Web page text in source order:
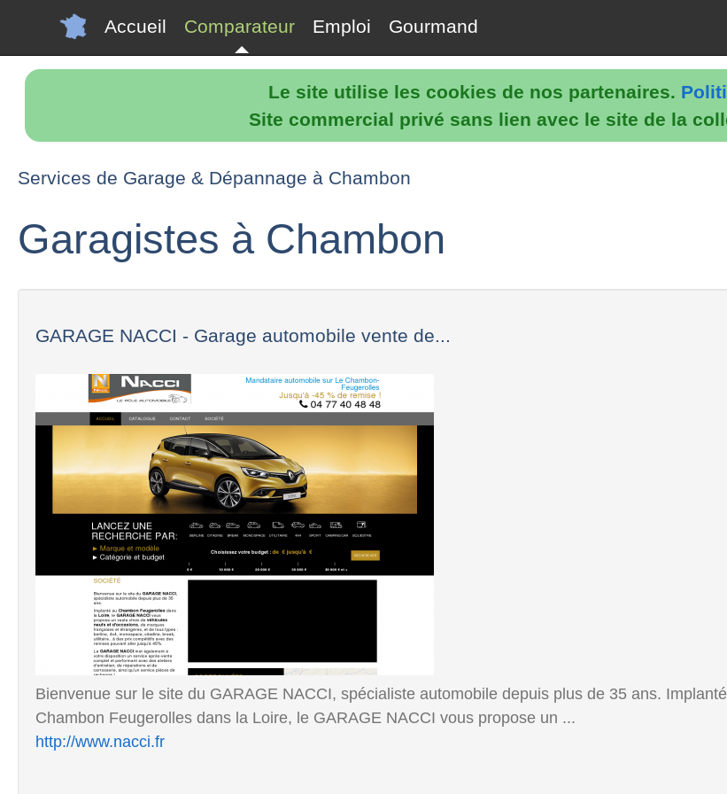
Le site utilise les cookies de nos partenaires.
Site commercial privé sans lien avec le site de la
Accueil Comparateur Emploi Gourmand
Services de Garage & Dépannage à Chambon
Garagistes à Chambon
GARAGE NACCI - Garage automobile vente de...
Bienvenue sur le site du GARAGE NACCI, spécialiste automobile depuis plus de 35 ans.
Chambon Feugerolles dans la Loire, le GARAGE NACCI vous propose un ...
http://www.nacci.fr